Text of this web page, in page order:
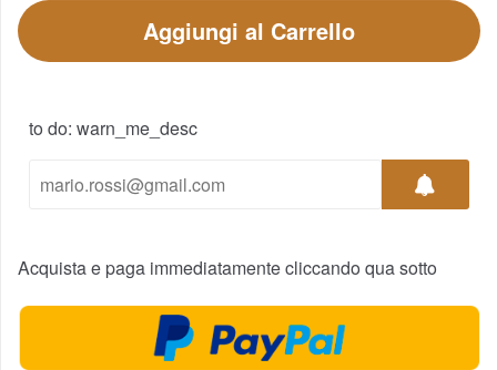
Aggiungi al Carrello
to do: warn_me_desc
Acquista e paga immediatamente cliccando qua sotto